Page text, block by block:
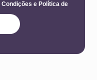
e Política de